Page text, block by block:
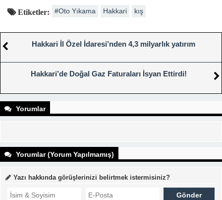
Etiketler: #Oto Yıkama Hakkari kış
Hakkari İl Özel İdaresi’nden 4,3 milyarlık yatırım
Hakkari’de Doğal Gaz Faturaları İsyan Ettirdi!
Yorumlar
Yorumlar (Yorum Yapılmamış)
Yazı hakkında görüşlerinizi belirtmek istermisiniz?